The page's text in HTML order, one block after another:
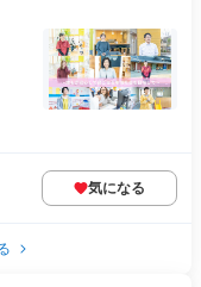
気になる